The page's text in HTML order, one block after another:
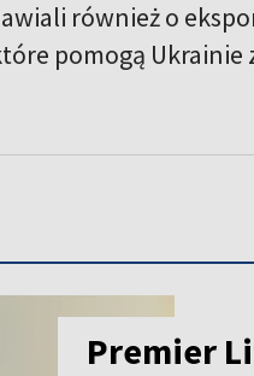
również o
pomogą Ukrainie
Premier